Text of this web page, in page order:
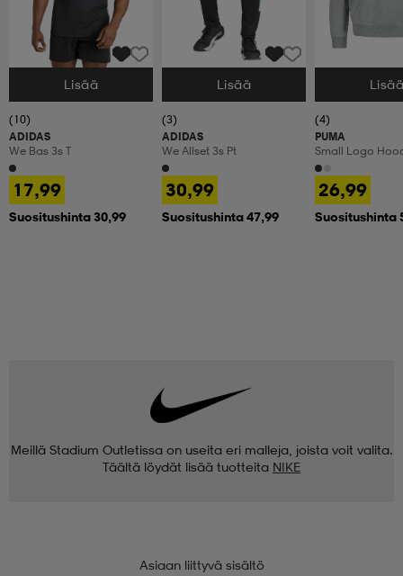
Valitse Koko
Lisää
(10)
ADIDAS
We Bas 3s T
17,99
Suositushinta 30,99
Valitse Koko
Lisää
(3)
ADIDAS
We Allset 3s Pt
30,99
Suositushinta 47,99
Valitse Koko
(4)
PUMA
Small Logo
26,99
Suositushinta
Meillä Stadium Outletissa on useita eri malleja, joista voit valita.
Täältä löydät lisää tuotteita NIKE
Asiaan liittyvä sisältö